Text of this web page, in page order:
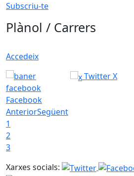
Subscriu-te
Plànol / Carrers
Accedeix
Facebook
Twitter X
AnteriorSegüent
1
2
3
Xarxes socials: